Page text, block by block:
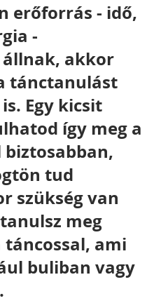
erőforrás - idő,
-
állnak, akkor
tánctanulást
Egy kicsit
így meg a
tud
szükség van
meg
ami
buliban vagy